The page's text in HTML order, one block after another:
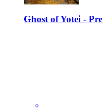
Ghost of Yotei -